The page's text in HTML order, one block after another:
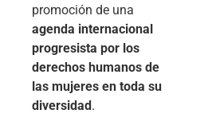
promoción de una
agenda internacional
progresista por los
derechos humanos de
las mujeres en toda su
diversidad .